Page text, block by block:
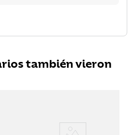
también vieron